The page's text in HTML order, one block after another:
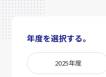
年度を選択する。
2025年度